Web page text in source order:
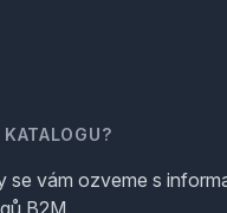
se vám ozveme s
B2M.